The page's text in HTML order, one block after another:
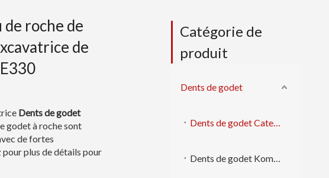
de roche de
de
Dents de godet
godet à roche sont
de fortes
plus de détails pour
Catégorie de
produit
Dents de godet
Dents de godet Caterpillar
Dents de godet Komatsu